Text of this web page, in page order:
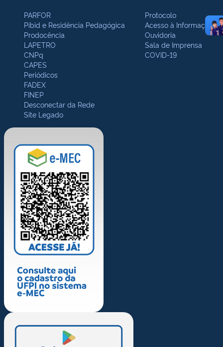
PARFOR
Pibid e Residência Pedagógica
Prodocência
LAPETRO
CNPq
CAPES
Periódicos
FADEX
FINEP
Desconectar da Rede
Site Legado
Protocolo
Acesso à Informação
Ouvidoria
Sala de Imprensa
COVID-19